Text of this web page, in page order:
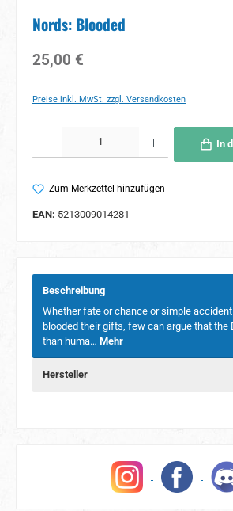
Nords: Blooded
Regulärer Preis:
25,00 €
Preise inkl. MwSt. zzgl. Versandkosten
In
Zum Merkzettel hinzufügen
EAN: 5213009014281
Beschreibung
Whether fate or chance or simple
blooded their gifts, few can argue that the
than huma… Mehr
Hersteller